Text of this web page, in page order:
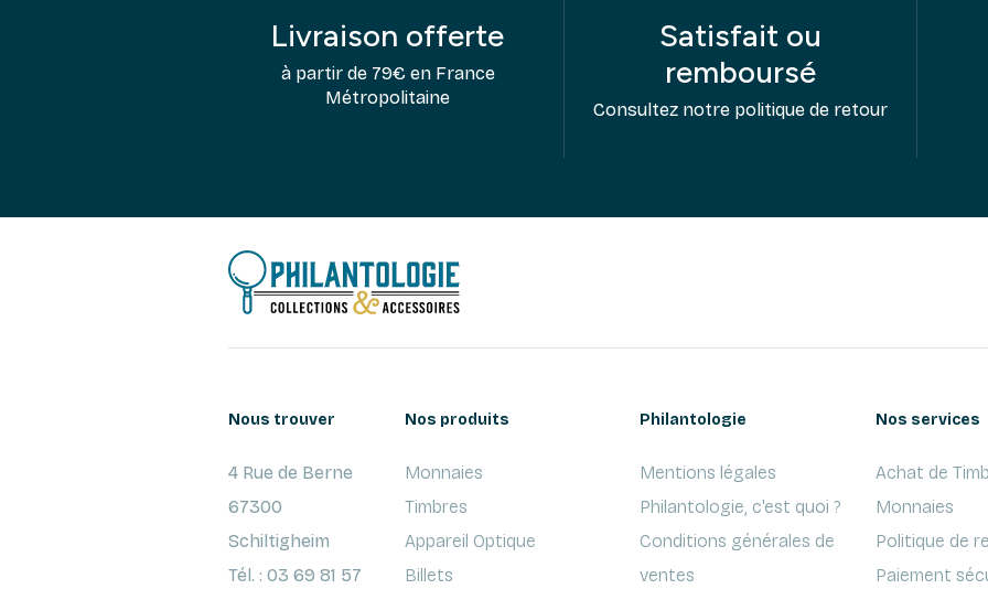
Livraison offerte
à partir de 79€ en France
Métropolitaine
Satisfait ou
remboursé
Consultez notre politique de retour
Nous trouver
4 Rue de Berne
67300
Schiltigheim
Tél. : 03 69 81 57
Nos produits
Monnaies
Timbres
Appareil Optique
Billets
Philantologie
Mentions légales
Philantologie, c'est quoi ?
Conditions générales de
ventes
Nos services
Achat de
Monnaies
Politique de
Paiement